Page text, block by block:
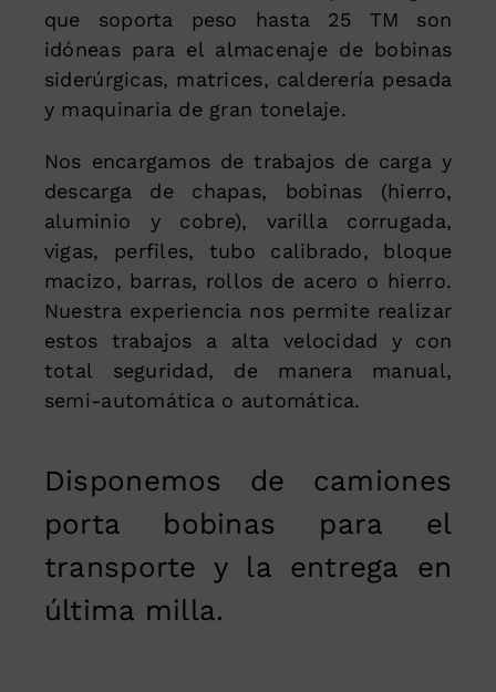
que soporta peso hasta 25 TM son
idóneas para el almacenaje de bobinas
siderúrgicas, matrices, calderería pesada
y maquinaria de gran tonelaje.
Nos encargamos de trabajos de carga y
descarga de chapas, bobinas (hierro,
aluminio y cobre), varilla corrugada,
vigas, perfiles, tubo calibrado, bloque
macizo, barras, rollos de acero o hierro.
Nuestra experiencia nos permite realizar
estos trabajos a alta velocidad y con
total seguridad, de manera manual,
semi-automática o automática.
Disponemos de camiones
porta bobinas para el
transporte y la entrega en
última milla.